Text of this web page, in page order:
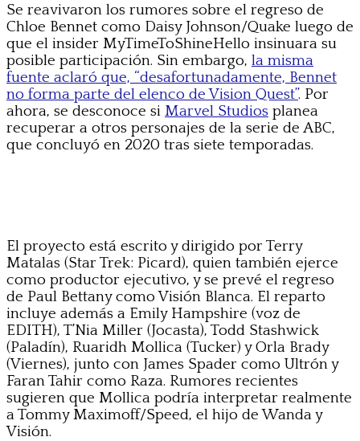
Se reavivaron los rumores sobre el regreso de
Chloe Bennet como Daisy Johnson/Quake luego de
que el insider MyTimeToShineHello insinuara su
posible participación. Sin embargo, la misma
fuente aclaró que, “desafortunadamente, Bennet
no forma parte del elenco de Vision Quest”. Por
ahora, se desconoce si Marvel Studios planea
recuperar a otros personajes de la serie de ABC,
que concluyó en 2020 tras siete temporadas.
El proyecto está escrito y dirigido por Terry
Matalas (Star Trek: Picard), quien también ejerce
como productor ejecutivo, y se prevé el regreso
de Paul Bettany como Visión Blanca. El reparto
incluye además a Emily Hampshire (voz de
EDITH), T’Nia Miller (Jocasta), Todd Stashwick
(Paladín), Ruaridh Mollica (Tucker) y Orla Brady
(Viernes), junto con James Spader como Ultrón y
Faran Tahir como Raza. Rumores recientes
sugieren que Mollica podría interpretar realmente
a Tommy Maximoff/Speed, el hijo de Wanda y
Visión.